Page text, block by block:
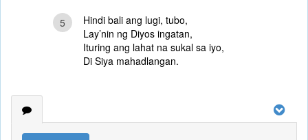
5
Hindi bali ang lugi, tubo,
Lay’nin ng Diyos ingatan,
Ituring ang lahat na sukal sa iyo,
Di Siya mahadlangan.